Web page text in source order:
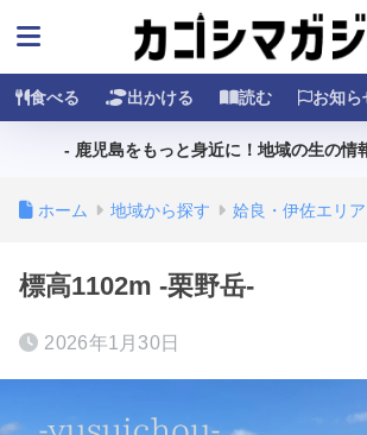
食べる 出かける 読む お知ら
- 鹿児島をもっと身近に！地域の生の情
ホーム 地域から探す 姶良・伊佐エリア
標高1102m -栗野岳-
2026年1月30日